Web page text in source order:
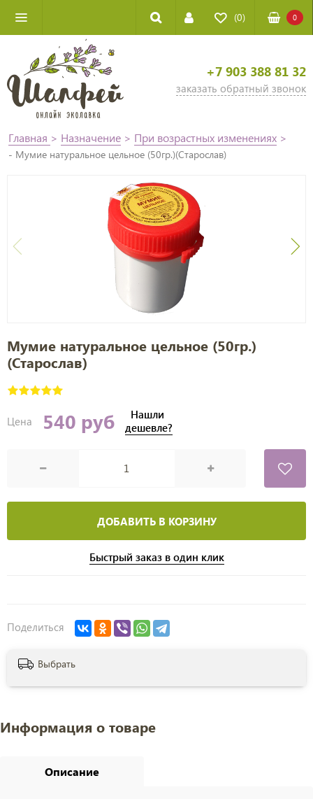
(0) 0
+7 903 388 81 32
заказать обратный звонок
Главная > Назначение > При возрастных изменениях >
- Мумие натуральное цельное (50гр.)(Старослав)
Мумие натуральное цельное (50гр.)
(Старослав)
Цена 540 руб
Нашли
дешевле?
ДОБАВИТЬ В КОРЗИНУ
Быстрый заказ в один клик
Поделиться
Выбрать
Информация о товаре
Описание